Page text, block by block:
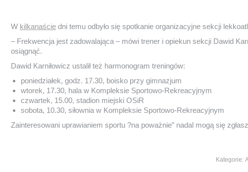
W kilkanaście dni temu odbyło się spotkanie organizacyjne sekcji
– Frekwencja jest zadowalająca – mówi trener i opiekun sekcji Dawid
osiągnąć.
Dawid Karniłowicz ustalił też harmonogram treningów:
poniedziałek, godz. 17.30, boisko przy gimnazjum
wtorek, 17.30, hala w Kompleksie Sportowo-Rekreacyjnym
czwartek, 15.00, stadion miejski OSiR
sobota, 10.30, siłownia w Kompleksie Sportowo-Rekreacyjnym
Zainteresowani uprawianiem sportu ?na poważnie” nadal mogą się
Kategorie: